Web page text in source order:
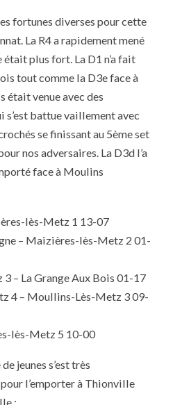
LA
1ÈRE
JOURNÉE
CHAMPIONNAT
2011/2012
fortunes diverses pour cette
La R4 a rapidement mené
plus fort. La D1 n’a fait
tout comme la D3e face à
était venue avec des
s’est battue vaillement avec
se finissant au 5ème set
nos adversaires. La D3d l’a
face à Moulins
lès-Metz 1 13-07
– Maizières-lès-Metz 2 01-
– La Grange Aux Bois 01-17
4 – Moullins-Lès-Metz 3 09-
lès-Metz 5 10-00
jeunes s’est très
l’emporter à Thionville
: